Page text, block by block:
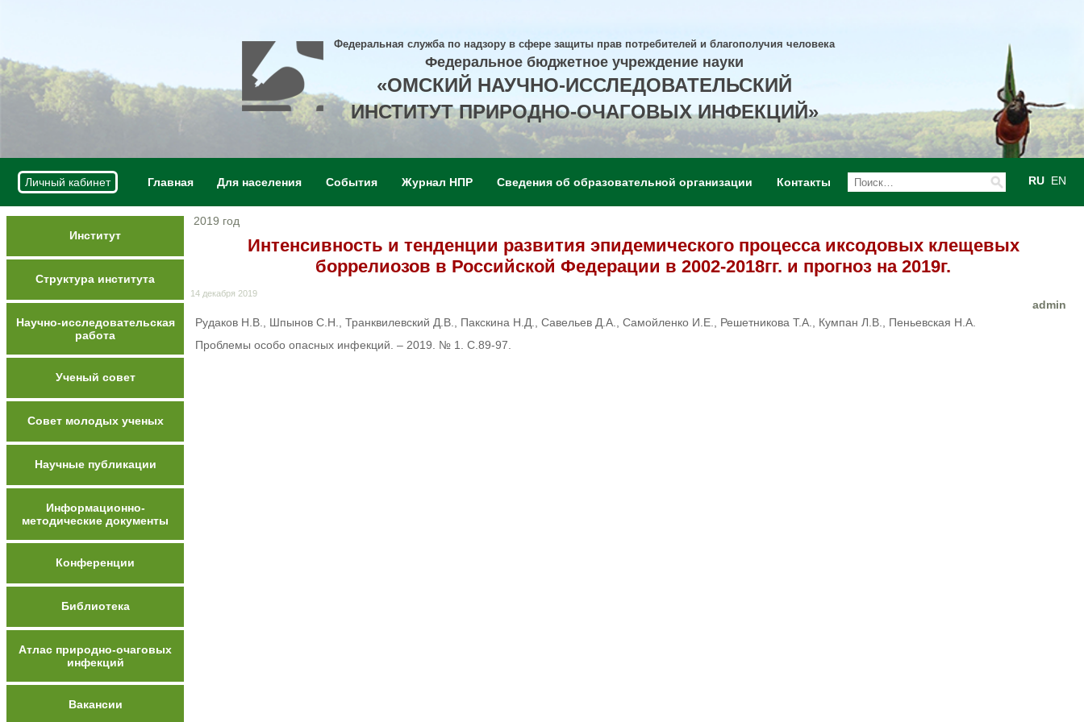
Федеральная служба по надзору в сфере защиты прав потребителей и благополучия человека
Федеральное бюджетное учреждение науки
«ОМСКИЙ НАУЧНО-ИССЛЕДОВАТЕЛЬСКИЙ
ИНСТИТУТ ПРИРОДНО-ОЧАГОВЫХ ИНФЕКЦИЙ»
Личный кабинет RU EN
Главная Для населения События Журнал НПР Сведения об образовательной организации Контакты
Институт
Структура института
Научно-исследовательская
работа
Ученый совет
Совет молодых ученых
Научные публикации
Информационно-
методические документы
Конференции
Библиотека
Атлас природно-очаговых
инфекций
Вакансии
2019 год
Интенсивность и тенденции развития эпидемического процесса иксодовых клещевых
боррелиозов в Российской Федерации в 2002-2018гг. и прогноз на 2019г.
14 декабря 2019
admin
Рудаков Н.В., Шпынов С.Н., Транквилевский Д.В., Пакскина Н.Д., Савельев Д.А., Самойленко И.Е., Решетникова Т.А., Кумпан Л.В., Пеньевская Н.А.
Проблемы особо опасных инфекций. – 2019. № 1. С.89-97.